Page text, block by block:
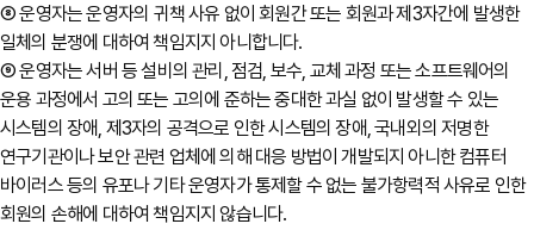
⑧ 운영자는 운영자의 귀책 사유 없이 회원간 또는 회원과 제3자간에 발생한
일체의 분쟁에 대하여 책임지지 아니합니다.
⑨ 운영자는 서버 등 설비의 관리, 점검, 보수, 교체 과정 또는 소프트웨어의
운용 과정에서 고의 또는 고의에 준하는 중대한 과실 없이 발생할 수 있는
시스템의 장애, 제3자의 공격으로 인한 시스템의 장애, 국내외의 저명한
연구기관이나 보안 관련 업체에 의해 대응 방법이 개발되지 아니한 컴퓨터
바이러스 등의 유포나 기타 운영자가 통제할 수 없는 불가항력적 사유로 인한
회원의 손해에 대하여 책임지지 않습니다.